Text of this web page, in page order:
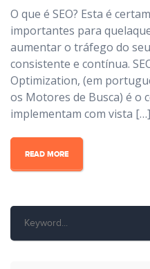
O que é SEO? Esta é
importantes para
aumentar o tráfego do
consistente e contínua.
Optimization, (em
os Motores de Busca) é o
implementam com vista […]
READ MORE